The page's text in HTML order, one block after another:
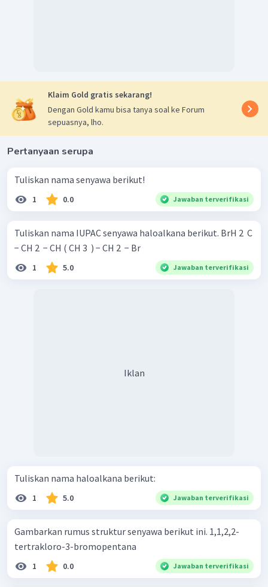
Klaim Gold gratis sekarang!
Dengan Gold kamu bisa tanya soal ke Forum
sepuasnya, lho.
Pertanyaan serupa
Tuliskan nama senyawa berikut!
1 0.0 Jawaban terverifikasi
Tuliskan nama IUPAC senyawa haloalkana berikut. BrH 2 ​ C
− CH 2 ​ − CH ( CH 3 ​ ) − CH 2 ​ − Br
1 5.0 Jawaban terverifikasi
Iklan
Tuliskan nama haloalkana berikut:
1 5.0 Jawaban terverifikasi
Gambarkan rumus struktur senyawa berikut ini. 1,1,2,2-
tertrakloro-3-bromopentana
1 0.0 Jawaban terverifikasi